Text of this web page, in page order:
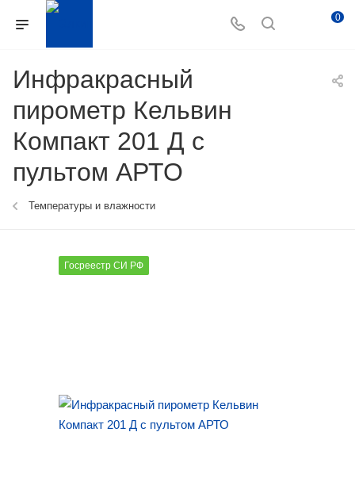
0
Инфракрасный
пирометр Кельвин
Компакт 201 Д с
пультом АРТО
Температуры и влажности
Госреестр СИ РФ